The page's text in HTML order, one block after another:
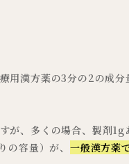
用漢方薬の3分の2の成
が、多くの場合、製剤
容量）が、 一般漢方薬